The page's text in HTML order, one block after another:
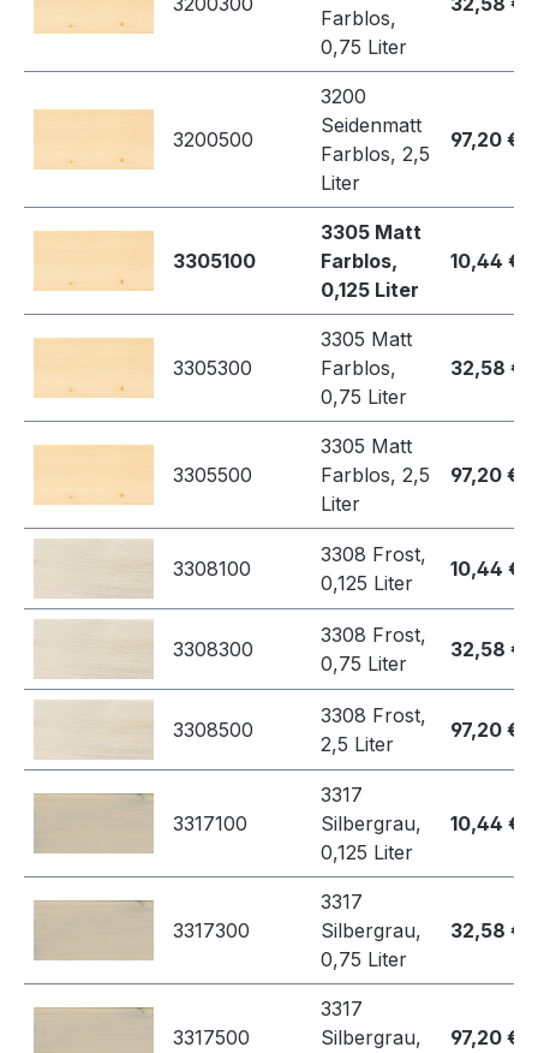
Farblos,
0,75 Liter
3200500
3200
Seidenmatt
Farblos, 2,5
Liter
97,20 €
3305100
3305 Matt
Farblos,
0,125 Liter
10,44 €
3305300
3305 Matt
Farblos,
0,75 Liter
32,58 €
3305500
3305 Matt
Farblos, 2,5
Liter
97,20 €
3308100
3308 Frost,
0,125 Liter
10,44 €
3308300
3308 Frost,
0,75 Liter
32,58 €
3308500
3308 Frost,
2,5 Liter
97,20 €
3317100
3317
Silbergrau,
0,125 Liter
10,44 €
3317300
3317
Silbergrau,
0,75 Liter
32,58 €
3317500
3317
Silbergrau,
97,20 €